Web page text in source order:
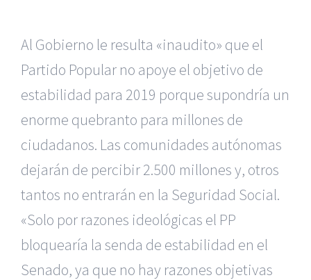
Al Gobierno le resulta «inaudito» que el
Partido Popular no apoye el objetivo de
estabilidad para 2019 porque supondría un
enorme quebranto para millones de
ciudadanos. Las comunidades autónomas
dejarán de percibir 2.500 millones y, otros
tantos no entrarán en la Seguridad Social.
«Solo por razones ideológicas el PP
bloquearía la senda de estabilidad en el
Senado, ya que no hay razones objetivas